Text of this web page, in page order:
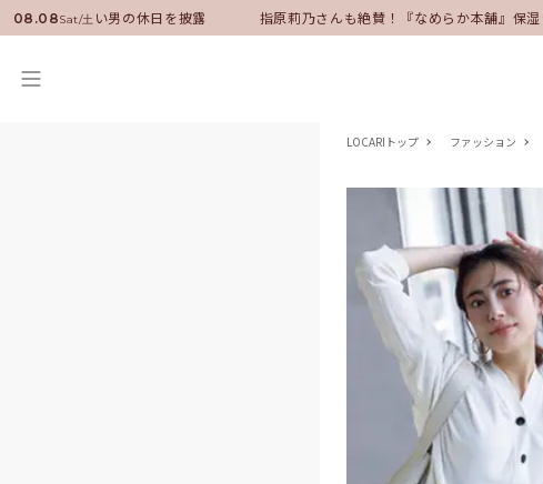
08.08Sat/土
就任！いい男の休日を披露 指原莉乃さんも絶賛！『なめらか本舗』保湿
LOCARIトップ ファッション